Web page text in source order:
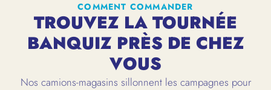
COMMENT COMMANDER
TROUVEZ LA TOURNÉE
BANQUIZ PRÈS DE CHEZ
VOUS
Nos camions-magasins sillonnent les campagnes pour